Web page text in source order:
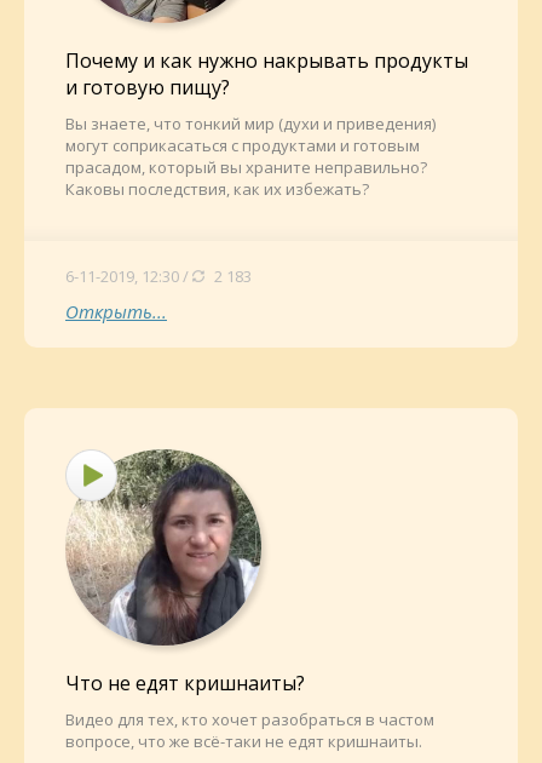
Почему и как нужно накрывать продукты
и готовую пищу?
Вы знаете, что тонкий мир (духи и приведения)
могут соприкасаться с продуктами и готовым
прасадом, который вы храните неправильно?
Каковы последствия, как их избежать?
6-11-2019, 12:30 / 2 183
Открыть...
Что не едят кришнаиты?
Видео для тех, кто хочет разобраться в частом
вопросе, что же всё-таки не едят кришнаиты.